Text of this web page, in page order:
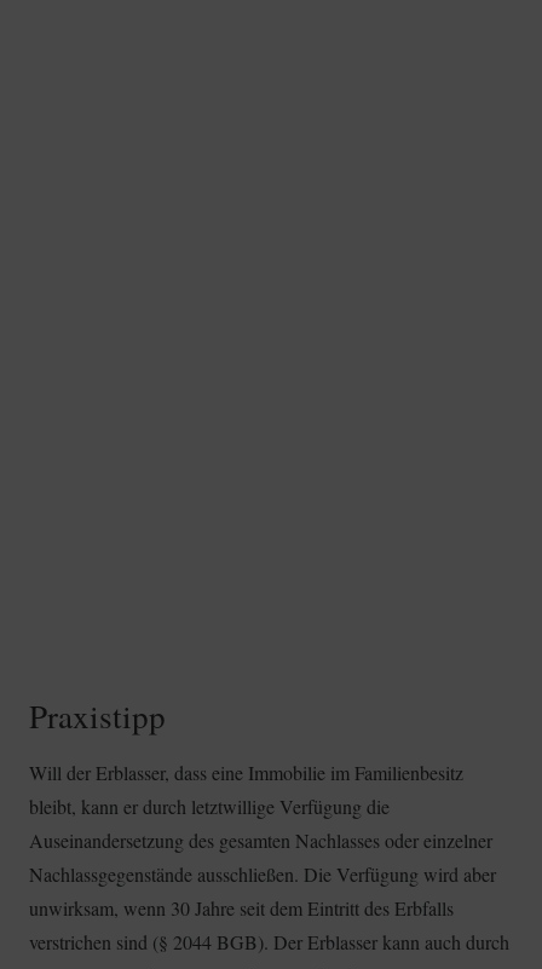
Praxistipp
Will der Erblasser, dass eine Immobilie im Familienbesitz
bleibt, kann er durch letztwillige Verfügung die
Auseinandersetzung des gesamten Nachlasses oder einzelner
Nachlassgegenstände ausschließen. Die Verfügung wird aber
unwirksam, wenn 30 Jahre seit dem Eintritt des Erbfalls
verstrichen sind (§ 2044 BGB). Der Erblasser kann auch durch